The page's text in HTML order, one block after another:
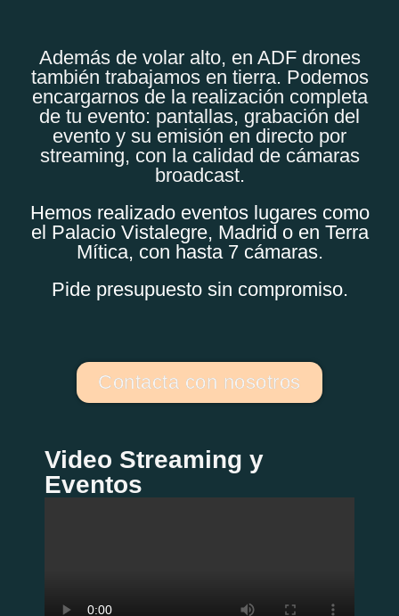
Además de volar alto, en ADF drones
también trabajamos en tierra. Podemos
encargarnos de la realización completa
de tu evento: pantallas, grabación del
evento y su emisión en directo por
streaming, con la calidad de cámaras
broadcast.
Hemos realizado eventos lugares como
el Palacio Vistalegre, Madrid o en Terra
Mítica, con hasta 7 cámaras.
Pide presupuesto sin compromiso.
Contacta con nosotros
Video Streaming y
Eventos